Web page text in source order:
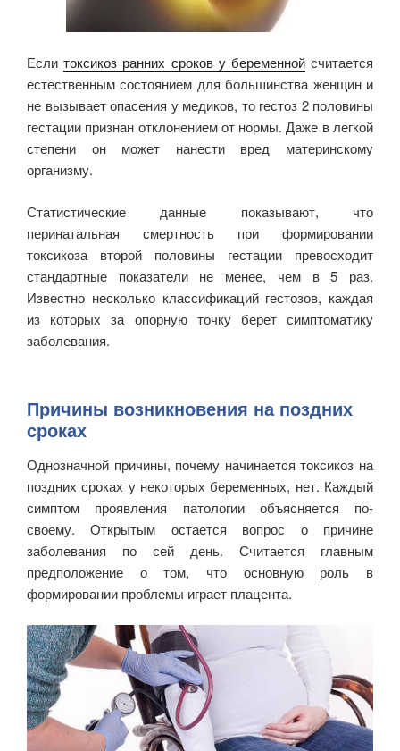
Еслитоксикоз ранних сроков у беременнойсчитается
естественным состоянием для большинства женщин и
не вызывает опасения у медиков, то гестоз 2 половины
гестации признан отклонением от нормы. Даже в легкой
степени он может нанести вред материнскому
организму.
Статистические данные показывают, что
перинатальная смертность при формировании
токсикоза второй половины гестации превосходит
стандартные показатели не менее, чем в 5 раз.
Известно несколько классификаций гестозов, каждая
из которых за опорную точку берет симптоматику
заболевания.
Причины возникновения на поздних
сроках
Однозначной причины, почему начинается токсикоз на
поздних сроках у некоторых беременных, нет. Каждый
симптом проявления патологии объясняется по-
своему. Открытым остается вопрос о причине
заболевания по сей день. Считается главным
предположение о том, что основную роль в
формировании проблемы играет плацента.